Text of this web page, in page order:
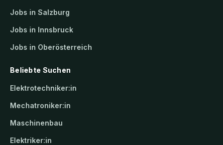
Jobs in Salzburg
Jobs in Innsbruck
Jobs in Oberösterreich
Beliebte Suchen
Elektrotechniker:in
Mechatroniker:in
Maschinenbau
Elektriker:in